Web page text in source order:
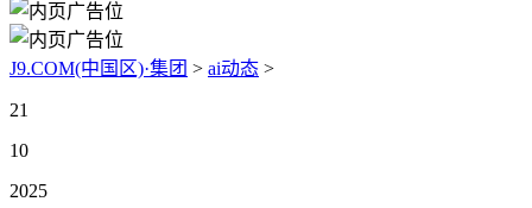
J9.COM(中国区)·集团 > ai动态 >
21
10
2025